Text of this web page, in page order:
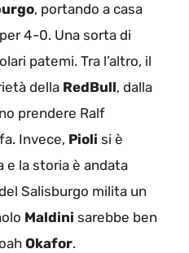
, portando a casa
4-0. Una sorta di
patemi. Tra l’altro, il
della RedBull, dalla
prendere Ralf
Invece, Pioli si è
e la storia è andata
Salisburgo milita un
Maldini sarebbe ben
Okafor.